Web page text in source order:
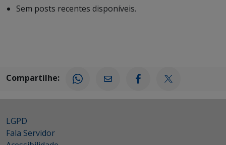
Sem posts recentes disponíveis.
Compartilhe:
LGPD
Fala Servidor